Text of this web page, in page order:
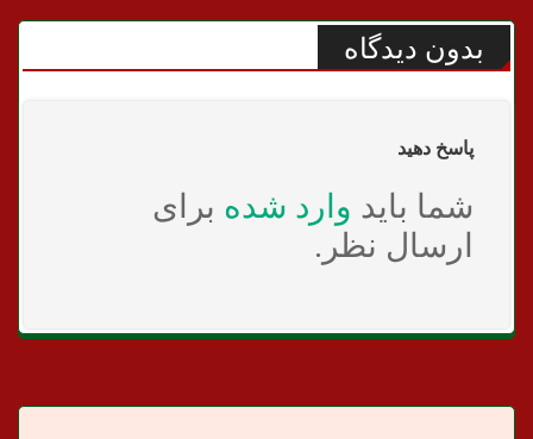
بدون دیدگاه
پاسخ دهید
شما باید وارد شده برای
ارسال نظر.